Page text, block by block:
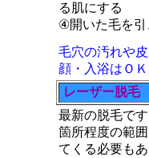
る肌にする
④開いた毛を
毛穴の汚れや
顔・入浴はＯ
レーザー脱毛
最新の脱毛で
箇所程度の範
てくる必要も